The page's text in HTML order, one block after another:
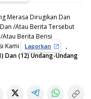
Merasa Dirugikan Dan
/Atau Berita Tersebut
Berita Berisi
Kami
Laporkan
,
Dan (12) Undang-Undang